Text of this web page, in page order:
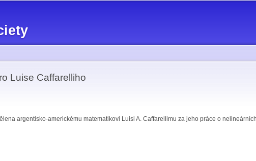
Luise Caffarelliho
argentisko-americkému matematikovi Luisi A. Caffarellimu za jeho práce o